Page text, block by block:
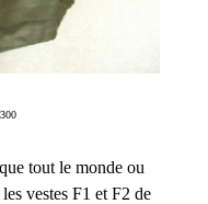
tout le monde ou
vestes F1 et F2 de